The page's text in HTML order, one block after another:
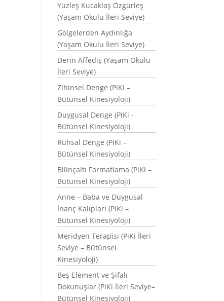
Yüzleş Kucaklaş Özgürleş
(Yaşam Okulu İleri Seviye)
Gölgelerden Aydınlığa
(Yaşam Okulu İleri Seviye)
Derin Affediş (Yaşam Okulu
İleri Seviye)
Zihinsel Denge (PiKi –
Bütünsel Kinesiyoloji)
Duygusal Denge (PiKi -
Bütünsel Kinesiyoloji)
Ruhsal Denge (PiKi –
Bütünsel Kinesiyoloji)
Bilinçaltı Formatlama (PiKi –
Bütünsel Kinesiyoloji)
Anne – Baba ve Duygusal
İnanç Kalıpları (PiKi –
Bütünsel Kinesiyoloji)
Meridyen Terapisi (PiKi İleri
Seviye – Bütünsel
Kinesiyoloji)
Beş Element ve Şifalı
Dokunuşlar (PiKi İleri Seviye–
Bütünsel Kinesiyoloji)